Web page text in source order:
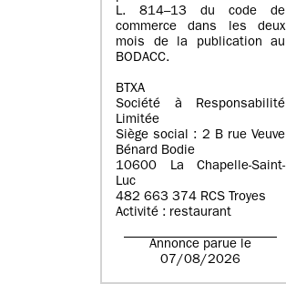
L. 814–13 du code de
commerce dans les deux
mois de la publication au
BODACC.
BTXA
Société à Responsabilité
Limitée
Siège social : 2 B rue Veuve
Bénard Bodie
10600 La Chapelle-Saint-
Luc
482 663 374 RCS Troyes
Activité : restaurant
Annonce parue le
07/08/2026